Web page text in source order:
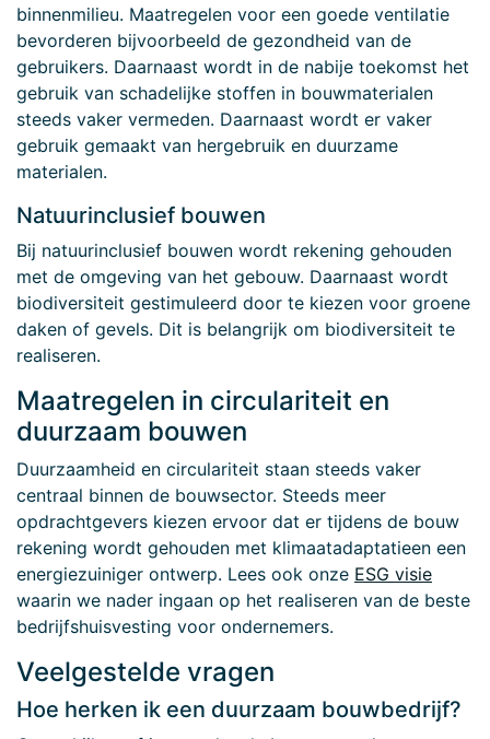
binnenmilieu. Maatregelen voor een goede ventilatie
bevorderen bijvoorbeeld de gezondheid van de
gebruikers. Daarnaast wordt in de nabije toekomst het
gebruik van schadelijke stoffen in bouwmaterialen
steeds vaker vermeden. Daarnaast wordt er vaker
gebruik gemaakt van hergebruik en duurzame
materialen.
Natuurinclusief bouwen
Bij natuurinclusief bouwen wordt rekening gehouden
met de omgeving van het gebouw. Daarnaast wordt
biodiversiteit gestimuleerd door te kiezen voor groene
daken of gevels. Dit is belangrijk om biodiversiteit te
realiseren.
Maatregelen in circulariteit en
duurzaam bouwen
Duurzaamheid en circulariteit staan steeds vaker
centraal binnen de bouwsector. Steeds meer
opdrachtgevers kiezen ervoor dat er tijdens de bouw
rekening wordt gehouden met klimaatadaptatieen een
energiezuiniger ontwerp. Lees ook onze ESG visie
waarin we nader ingaan op het realiseren van de beste
bedrijfshuisvesting voor ondernemers.
Veelgestelde vragen
Hoe herken ik een duurzaam bouwbedrijf?